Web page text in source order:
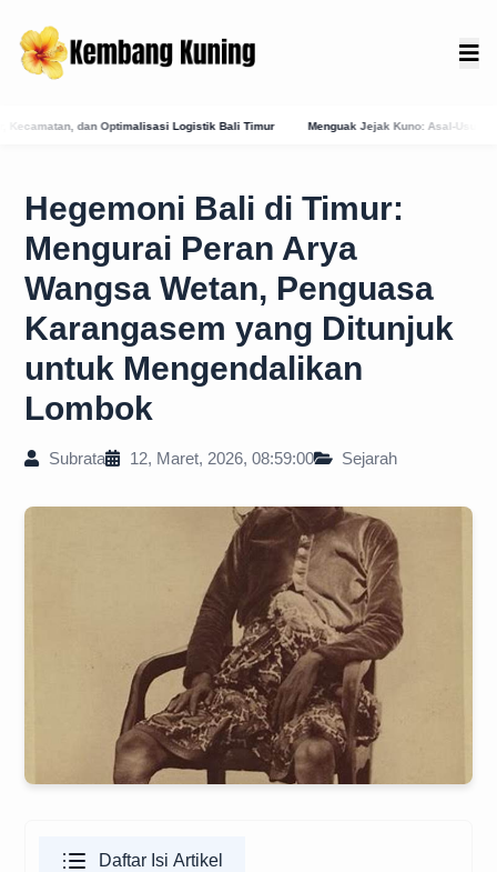
Timur Menguak Jejak Kuno: Asal-Usul Mitologis dan Hubungan Awal Tabanan
Hegemoni Bali di Timur:
Mengurai Peran Arya
Wangsa Wetan, Penguasa
Karangasem yang Ditunjuk
untuk Mengendalikan
Lombok
Subrata 12, Maret, 2026, 08:59:00 Sejarah
Daftar Isi Artikel